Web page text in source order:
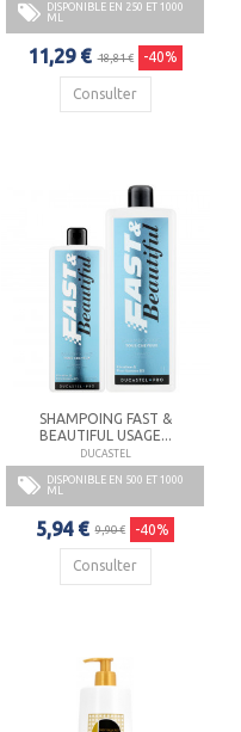
DISPONIBLE EN 250 ET 1000
ML
11,29 € 18,81 € -40%
Consulter
SHAMPOING FAST &
BEAUTIFUL USAGE...
DUCASTEL
DISPONIBLE EN 500 ET 1000
ML
5,94 € 9,90 € -40%
Consulter